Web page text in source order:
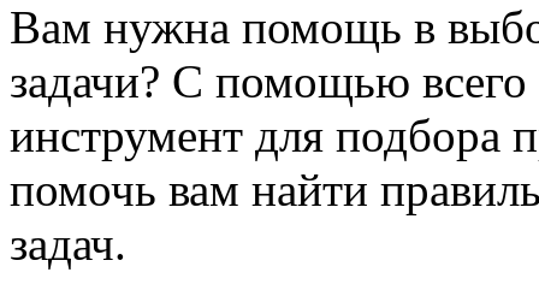
Вам нужна помощь в
задачи? С помощью
инструмент для подбора
помочь вам найти
задач.